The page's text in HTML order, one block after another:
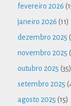
fevereiro 2026
janeiro 2026 (11)
dezembro 2025
novembro 2025
outubro 2025 (35)
setembro 2025
agosto 2025 (15)